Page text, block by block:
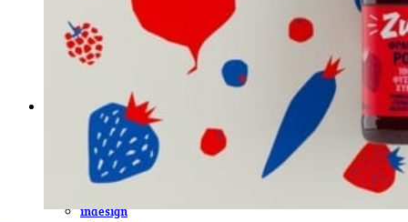
obludárium
video
pracovné ponuky
DeTePe [dtp]
NÁVODY
základy DTP
pre klientov
pdf, ps, acrobat, distiller
fonty, písmo, typografia
indesign